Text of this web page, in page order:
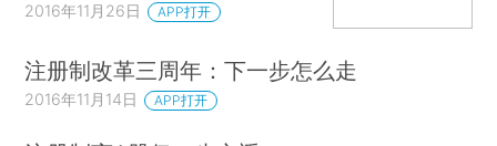
2016年11月26日 APP打开
注册制改革三周年：下一步怎么走
2016年11月14日 APP打开